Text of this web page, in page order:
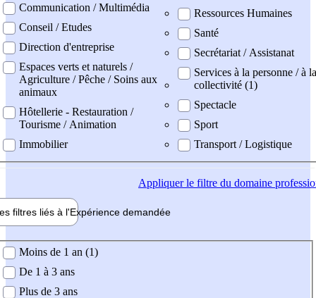
Communication / Multimédia
Conseil / Etudes
Direction d'entreprise
Espaces verts et naturels /
Agriculture / Pêche / Soins aux
animaux
Hôtellerie - Restauration /
Tourisme / Animation
Immobilier
Ressources Humaines
Santé
Secrétariat / Assistanat
Services à la personne / à la
collectivité (1)
Spectacle
Sport
Transport / Logistique
Appliquerle filtre du domaine
filtres liés à l'Expérience demandée
demandée
Moins de 1 an (1)
De 1 à 3 ans
Plus de 3 ans